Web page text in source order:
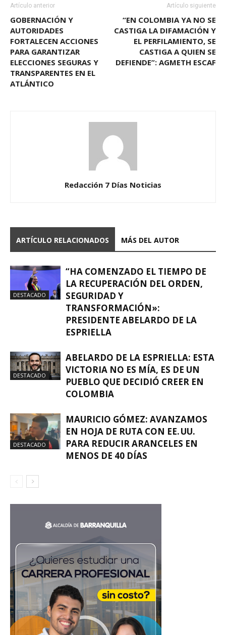
Artículo anterior
GOBERNACIÓN Y
AUTORIDADES
FORTALECEN ACCIONES
PARA GARANTIZAR
ELECCIONES SEGURAS Y
TRANSPARENTES EN EL
ATLÁNTICO
Artículo siguiente
“EN COLOMBIA YA NO SE
CASTIGA LA DIFAMACIÓN Y
EL PERFILAMIENTO, SE
CASTIGA A QUIEN SE
DEFIENDE”: AGMETH ESCAF
Redacción 7 Días Noticias
ARTÍCULO RELACIONADOS MÁS DEL AUTOR
DESTACADO
“HA COMENZADO EL TIEMPO DE
LA RECUPERACIÓN DEL ORDEN,
SEGURIDAD Y
TRANSFORMACIÓN»:
PRESIDENTE ABELARDO DE LA
ESPRIELLA
DESTACADO
ABELARDO DE LA ESPRIELLA: ESTA
VICTORIA NO ES MÍA, ES DE UN
PUEBLO QUE DECIDIÓ CREER EN
COLOMBIA
DESTACADO
MAURICIO GÓMEZ: AVANZAMOS
EN HOJA DE RUTA CON EE. UU.
PARA REDUCIR ARANCELES EN
MENOS DE 40 DÍAS